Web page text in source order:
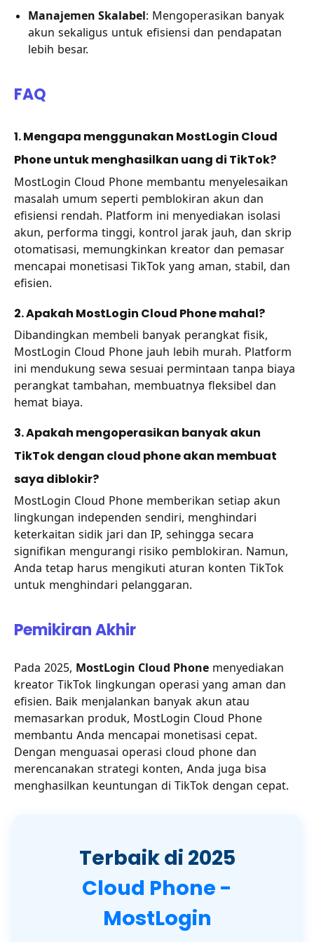
Manajemen Skalabel: Mengoperasikan banyak
akun sekaligus untuk efisiensi dan pendapatan
lebih besar.
FAQ
1. Mengapa menggunakan MostLogin Cloud
Phone untuk menghasilkan uang di TikTok?
MostLogin Cloud Phone membantu menyelesaikan
masalah umum seperti pemblokiran akun dan
efisiensi rendah. Platform ini menyediakan isolasi
akun, performa tinggi, kontrol jarak jauh, dan skrip
otomatisasi, memungkinkan kreator dan pemasar
mencapai monetisasi TikTok yang aman, stabil, dan
efisien.
2. Apakah MostLogin Cloud Phone mahal?
Dibandingkan membeli banyak perangkat fisik,
MostLogin Cloud Phone jauh lebih murah. Platform
ini mendukung sewa sesuai permintaan tanpa biaya
perangkat tambahan, membuatnya fleksibel dan
hemat biaya.
3. Apakah mengoperasikan banyak akun
TikTok dengan cloud phone akan membuat
saya diblokir?
MostLogin Cloud Phone memberikan setiap akun
lingkungan independen sendiri, menghindari
keterkaitan sidik jari dan IP, sehingga secara
signifikan mengurangi risiko pemblokiran. Namun,
Anda tetap harus mengikuti aturan konten TikTok
untuk menghindari pelanggaran.
Pemikiran Akhir
Pada 2025, MostLogin Cloud Phone menyediakan
kreator TikTok lingkungan operasi yang aman dan
efisien. Baik menjalankan banyak akun atau
memasarkan produk, MostLogin Cloud Phone
membantu Anda mencapai monetisasi cepat.
Dengan menguasai operasi cloud phone dan
merencanakan strategi konten, Anda juga bisa
menghasilkan keuntungan di TikTok dengan cepat.
Terbaik di 2025
Cloud Phone -
MostLogin